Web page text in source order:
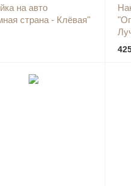
на авто
страна - Клёвая"